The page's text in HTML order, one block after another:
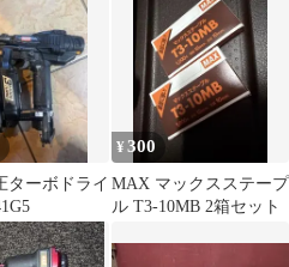
ターボドライ
¥300
MAX マックスステープ
ル T3-10MB 2箱セット